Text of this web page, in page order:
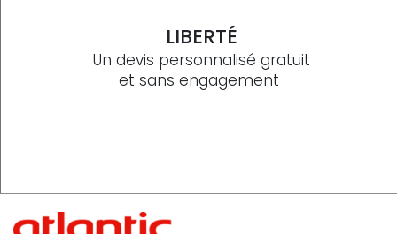
LIBERTÉ
Un devis personnalisé gratuit
et sans engagement